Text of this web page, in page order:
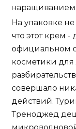
наращиванием
На упаковке
что этот крем
официальном
косметики для
совершало
действий.
Треноджед